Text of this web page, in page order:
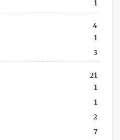
1
4
1
3
21
1
1
2
7